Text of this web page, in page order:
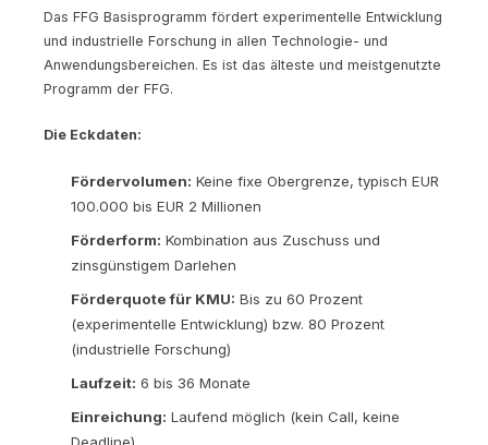
Das FFG Basisprogramm fördert experimentelle Entwicklung
und industrielle Forschung in allen Technologie- und
Anwendungsbereichen. Es ist das älteste und meistgenutzte
Programm der FFG.
Die Eckdaten:
Fördervolumen: Keine fixe Obergrenze, typisch EUR
100.000 bis EUR 2 Millionen
Förderform: Kombination aus Zuschuss und
zinsgünstigem Darlehen
Förderquote für KMU: Bis zu 60 Prozent
(experimentelle Entwicklung) bzw. 80 Prozent
(industrielle Forschung)
Laufzeit: 6 bis 36 Monate
Einreichung: Laufend möglich (kein Call, keine